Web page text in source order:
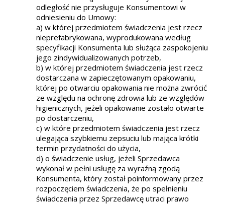
odległość nie przysługuje Konsumentowi w
odniesieniu do Umowy:
a) w której przedmiotem świadczenia jest rzecz
nieprefabrykowana, wyprodukowana według
specyfikacji Konsumenta lub służąca zaspokojeniu
jego zindywidualizowanych potrzeb,
b) w której przedmiotem świadczenia jest rzecz
dostarczana w zapieczętowanym opakowaniu,
której po otwarciu opakowania nie można zwrócić
ze względu na ochronę zdrowia lub ze względów
higienicznych, jeżeli opakowanie zostało otwarte
po dostarczeniu,
c) w które przedmiotem świadczenia jest rzecz
ulegająca szybkiemu zepsuciu lub mająca krótki
termin przydatności do użycia,
d) o świadczenie usług, jeżeli Sprzedawca
wykonał w pełni usługę za wyraźną zgodą
Konsumenta, który został poinformowany przez
rozpoczęciem świadczenia, że po spełnieniu
świadczenia przez Sprzedawcę utraci prawo